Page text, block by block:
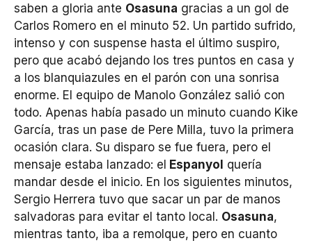
saben a gloria ante Osasuna gracias a un gol de
Carlos Romero en el minuto 52. Un partido sufrido,
intenso y con suspense hasta el último suspiro,
pero que acabó dejando los tres puntos en casa y
a los blanquiazules en el parón con una sonrisa
enorme. El equipo de Manolo González salió con
todo. Apenas había pasado un minuto cuando Kike
García, tras un pase de Pere Milla, tuvo la primera
ocasión clara. Su disparo se fue fuera, pero el
mensaje estaba lanzado: el Espanyol quería
mandar desde el inicio. En los siguientes minutos,
Sergio Herrera tuvo que sacar un par de manos
salvadoras para evitar el tanto local. Osasuna,
mientras tanto, iba a remolque, pero en cuanto